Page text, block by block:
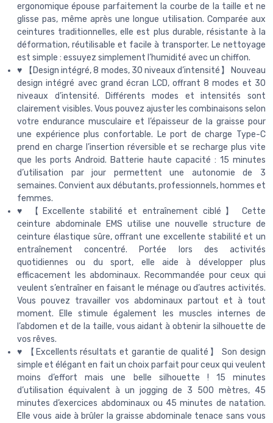
ergonomique épouse parfaitement la courbe de la taille et ne
glisse pas, même après une longue utilisation. Comparée aux
ceintures traditionnelles, elle est plus durable, résistante à la
déformation, réutilisable et facile à transporter. Le nettoyage
est simple : essuyez simplement l’humidité avec un chiffon.
♥ 【Design intégré, 8 modes, 30 niveaux d’intensité】 Nouveau
design intégré avec grand écran LCD, offrant 8 modes et 30
niveaux d’intensité. Différents modes et intensités sont
clairement visibles. Vous pouvez ajuster les combinaisons selon
votre endurance musculaire et l’épaisseur de la graisse pour
une expérience plus confortable. Le port de charge Type-C
prend en charge l’insertion réversible et se recharge plus vite
que les ports Android. Batterie haute capacité : 15 minutes
d’utilisation par jour permettent une autonomie de 3
semaines. Convient aux débutants, professionnels, hommes et
femmes.
♥ 【Excellente stabilité et entraînement ciblé】 Cette
ceinture abdominale EMS utilise une nouvelle structure de
ceinture élastique sûre, offrant une excellente stabilité et un
entraînement concentré. Portée lors des activités
quotidiennes ou du sport, elle aide à développer plus
efficacement les abdominaux. Recommandée pour ceux qui
veulent s’entraîner en faisant le ménage ou d’autres activités.
Vous pouvez travailler vos abdominaux partout et à tout
moment. Elle stimule également les muscles internes de
l’abdomen et de la taille, vous aidant à obtenir la silhouette de
vos rêves.
♥ 【Excellents résultats et garantie de qualité】 Son design
simple et élégant en fait un choix parfait pour ceux qui veulent
moins d’effort mais une belle silhouette ! 15 minutes
d’utilisation équivalent à un jogging de 3 500 mètres, 45
minutes d’exercices abdominaux ou 45 minutes de natation.
Elle vous aide à brûler la graisse abdominale tenace sans vous